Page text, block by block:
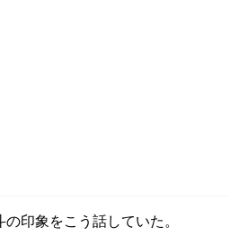
印象をこう話していた。